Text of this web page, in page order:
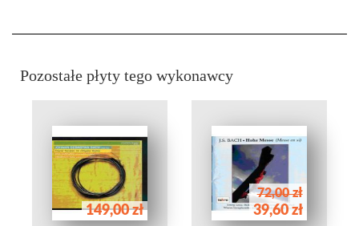
Pozostałe płyty tego wykonawcy
149,00 zł
72,00 zł
39,60 zł